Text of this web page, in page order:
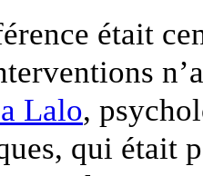
était
Lalo,
qui était